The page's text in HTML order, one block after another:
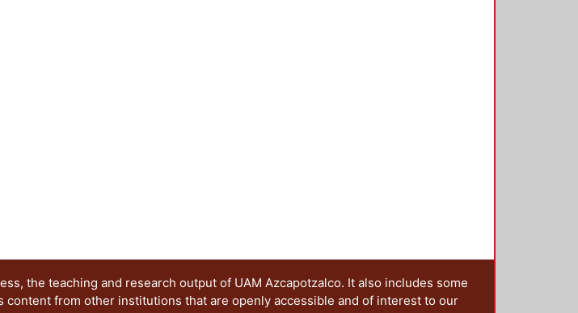
the teaching and research output of UAM Azcapotzalco. It also includes some
from other institutions that are openly accessible and of interest to our